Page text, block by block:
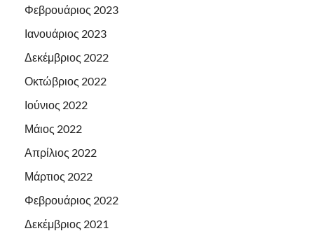
Φεβρουάριος 2023
Ιανουάριος 2023
Δεκέμβριος 2022
Οκτώβριος 2022
Ιούνιος 2022
Μάιος 2022
Απρίλιος 2022
Μάρτιος 2022
Φεβρουάριος 2022
Δεκέμβριος 2021